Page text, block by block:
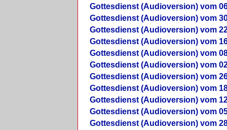
Gottesdienst (Audioversion) vom
Gottesdienst (Audioversion) vom
Gottesdienst (Audioversion) vom
Gottesdienst (Audioversion) vom
Gottesdienst (Audioversion) vom
Gottesdienst (Audioversion) vom
Gottesdienst (Audioversion) vom
Gottesdienst (Audioversion) vom
Gottesdienst (Audioversion) vom
Gottesdienst (Audioversion) vom
Gottesdienst (Audioversion) vom